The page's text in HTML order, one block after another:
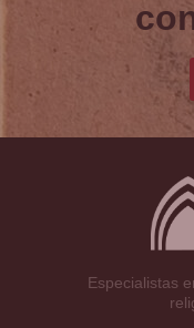
Especialistas